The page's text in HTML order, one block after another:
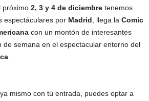
próximo 2, 3 y 4 de diciembre tenemos
espectáculares por Madrid , llega la Comic
con un montón de interesantes
de semana en el espectacular entorno del
mismo con tú entrada, puedes optar a